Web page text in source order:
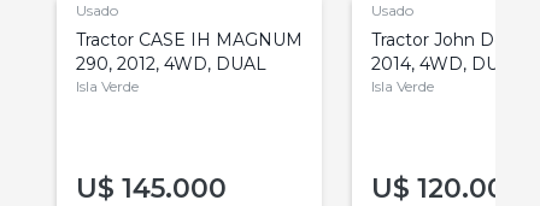
Usado
Tractor CASE IH MAGNUM
290, 2012, 4WD, DUAL
Isla Verde
U$ 145.000
Usado
Tractor John Deere
2014, 4WD, DUAL
Isla Verde
U$ 120.000